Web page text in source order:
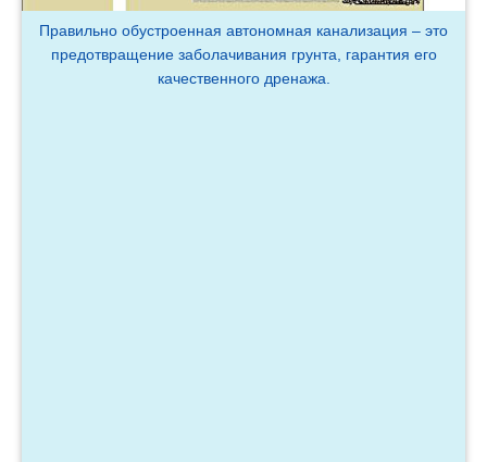
Правильно обустроенная автономная канализация – это
предотвращение заболачивания грунта, гарантия его
качественного дренажа.